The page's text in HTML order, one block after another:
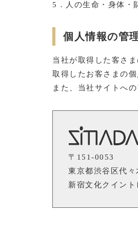
5．人の生命・身体・
個人情報の管
当社が取得した客さ
取得したお客さまの
また、当社サイトへ
〒151-0053
東京都渋谷区代
新宿文化クイント